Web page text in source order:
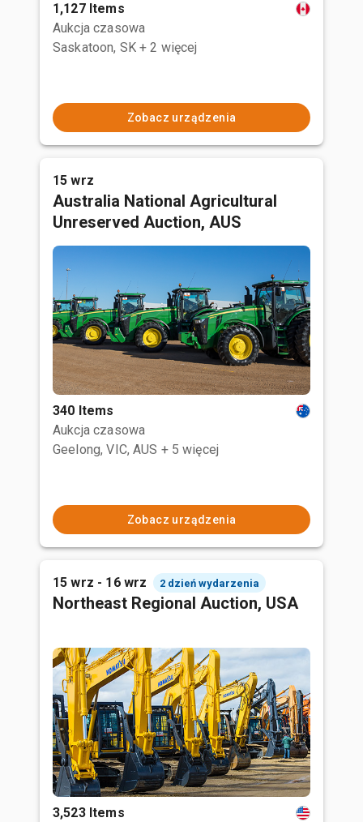
1,127 Items
Aukcja czasowa
Saskatoon, SK + 2 więcej
Zobacz urządzenia
15 wrz
Australia National Agricultural
Unreserved Auction, AUS
340 Items
Aukcja czasowa
Geelong, VIC, AUS + 5 więcej
Zobacz urządzenia
15 wrz - 16 wrz 2 dzień wydarzenia
Northeast Regional Auction, USA
3,523 Items